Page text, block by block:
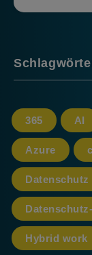
365 AI
Azure
Datenschutz
Hybrid work